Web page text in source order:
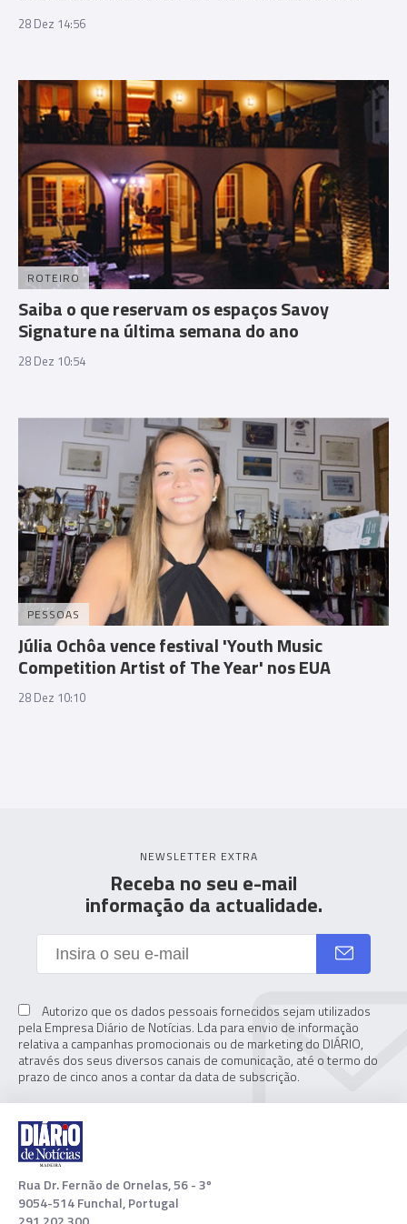
28 Dez 14:56
ROTEIRO
Saiba o que reservam os espaços Savoy
Signature na última semana do ano
28 Dez 10:54
PESSOAS
Júlia Ochôa vence festival 'Youth Music
Competition Artist of The Year' nos EUA
28 Dez 10:10
NEWSLETTER EXTRA
Receba no seu e-mail
informação da actualidade.
Autorizo que os dados pessoais fornecidos sejam utilizados
pela Empresa Diário de Notícias. Lda para envio de informação
relativa a campanhas promocionais ou de marketing do DIÁRIO,
através dos seus diversos canais de comunicação, até o termo do
prazo de cinco anos a contar da data de subscrição.
Rua Dr. Fernão de Ornelas, 56 - 3º
9054-514 Funchal, Portugal